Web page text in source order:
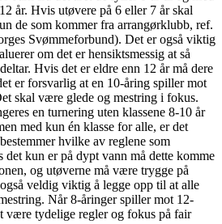
år. Hvis utøvere på 6 eller 7 år skal
de som kommer fra arrangørklubb, ref.
Svømmeforbund). Det er også viktig
om det er hensiktsmessig at så
Hvis det er eldre enn 12 år må dere
er forsvarlig at en 10-åring spiller mot
skal være glede og mestring i fokus.
en turnering uten klassene 8-10 år
med kun én klasse for alle, er det
hvilke av reglene som
det kun er på dypt vann må dette komme
og utøverne må være trygge på
veldig viktig å legge opp til at alle
Når 8-åringer spiller mot 12-
være tydelige regler og fokus på fair